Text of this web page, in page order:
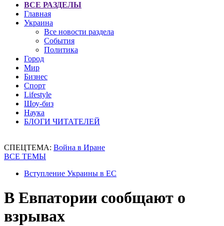
ВСЕ РАЗДЕЛЫ
Главная
Украина
Все новости раздела
События
Политика
Город
Мир
Бизнес
Спорт
Lifestyle
Шоу-биз
Наука
БЛОГИ ЧИТАТЕЛЕЙ
СПЕЦТЕМА: Война в Иране
ВСЕ ТЕМЫ
Вступление Украины в ЕС
В Евпатории сообщают о
взрывах